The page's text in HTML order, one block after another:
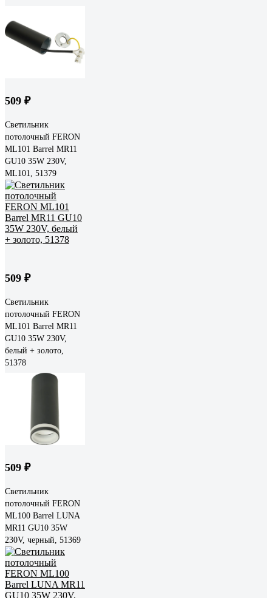
509 ₽
Светильник
потолочный FERON
ML101 Barrel MR11
GU10 35W 230V,
ML101, 51379
509 ₽
Светильник
потолочный FERON
ML101 Barrel MR11
GU10 35W 230V,
белый + золото,
51378
509 ₽
Светильник
потолочный FERON
ML100 Barrel LUNA
MR11 GU10 35W
230V, черный, 51369